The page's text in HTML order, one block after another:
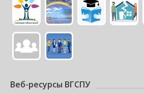
Веб-ресурсы ВГСПУ